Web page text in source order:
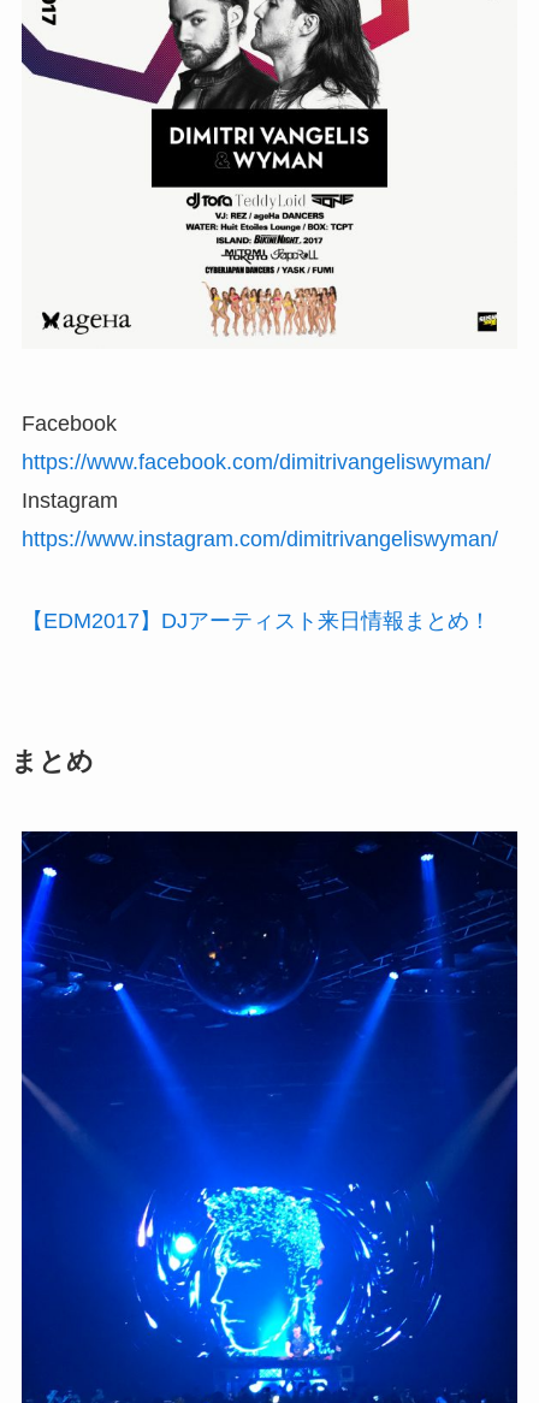
Facebook
https://www.facebook.com/dimitrivangeliswyman/
Instagram
https://www.instagram.com/dimitrivangeliswyman/
【EDM2017】DJアーティスト来日情報まとめ！
まとめ